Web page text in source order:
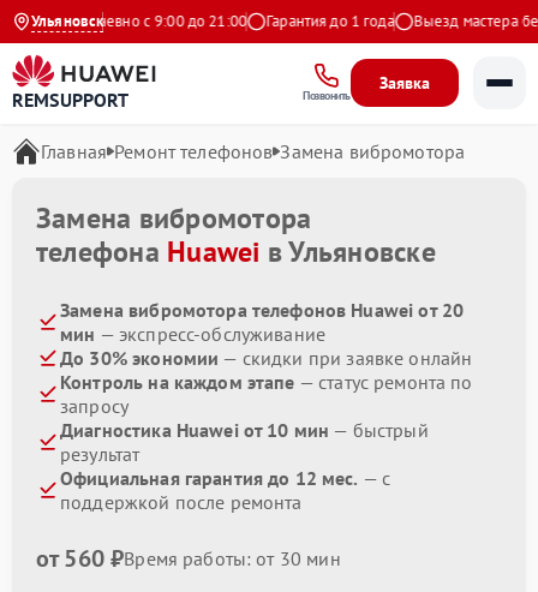
Ульяновск
Ежедневно с 9:00 до 21:00 Гарантия до 1 года Выезд мастера
REMSUPPORT Позвонить
Заявка
Главная Ремонт телефонов Замена вибромотора
Замена вибромотора
телефона Huawei в Ульяновске
Замена вибромотора телефонов Huawei от 20
мин — экспресс-обслуживание
До 30% экономии — скидки при заявке онлайн
Контроль на каждом этапе — статус ремонта по
запросу
Диагностика Huawei от 10 мин — быстрый
результат
Официальная гарантия до 12 мес. — с
поддержкой после ремонта
от 560 ₽Время работы: от 30 мин